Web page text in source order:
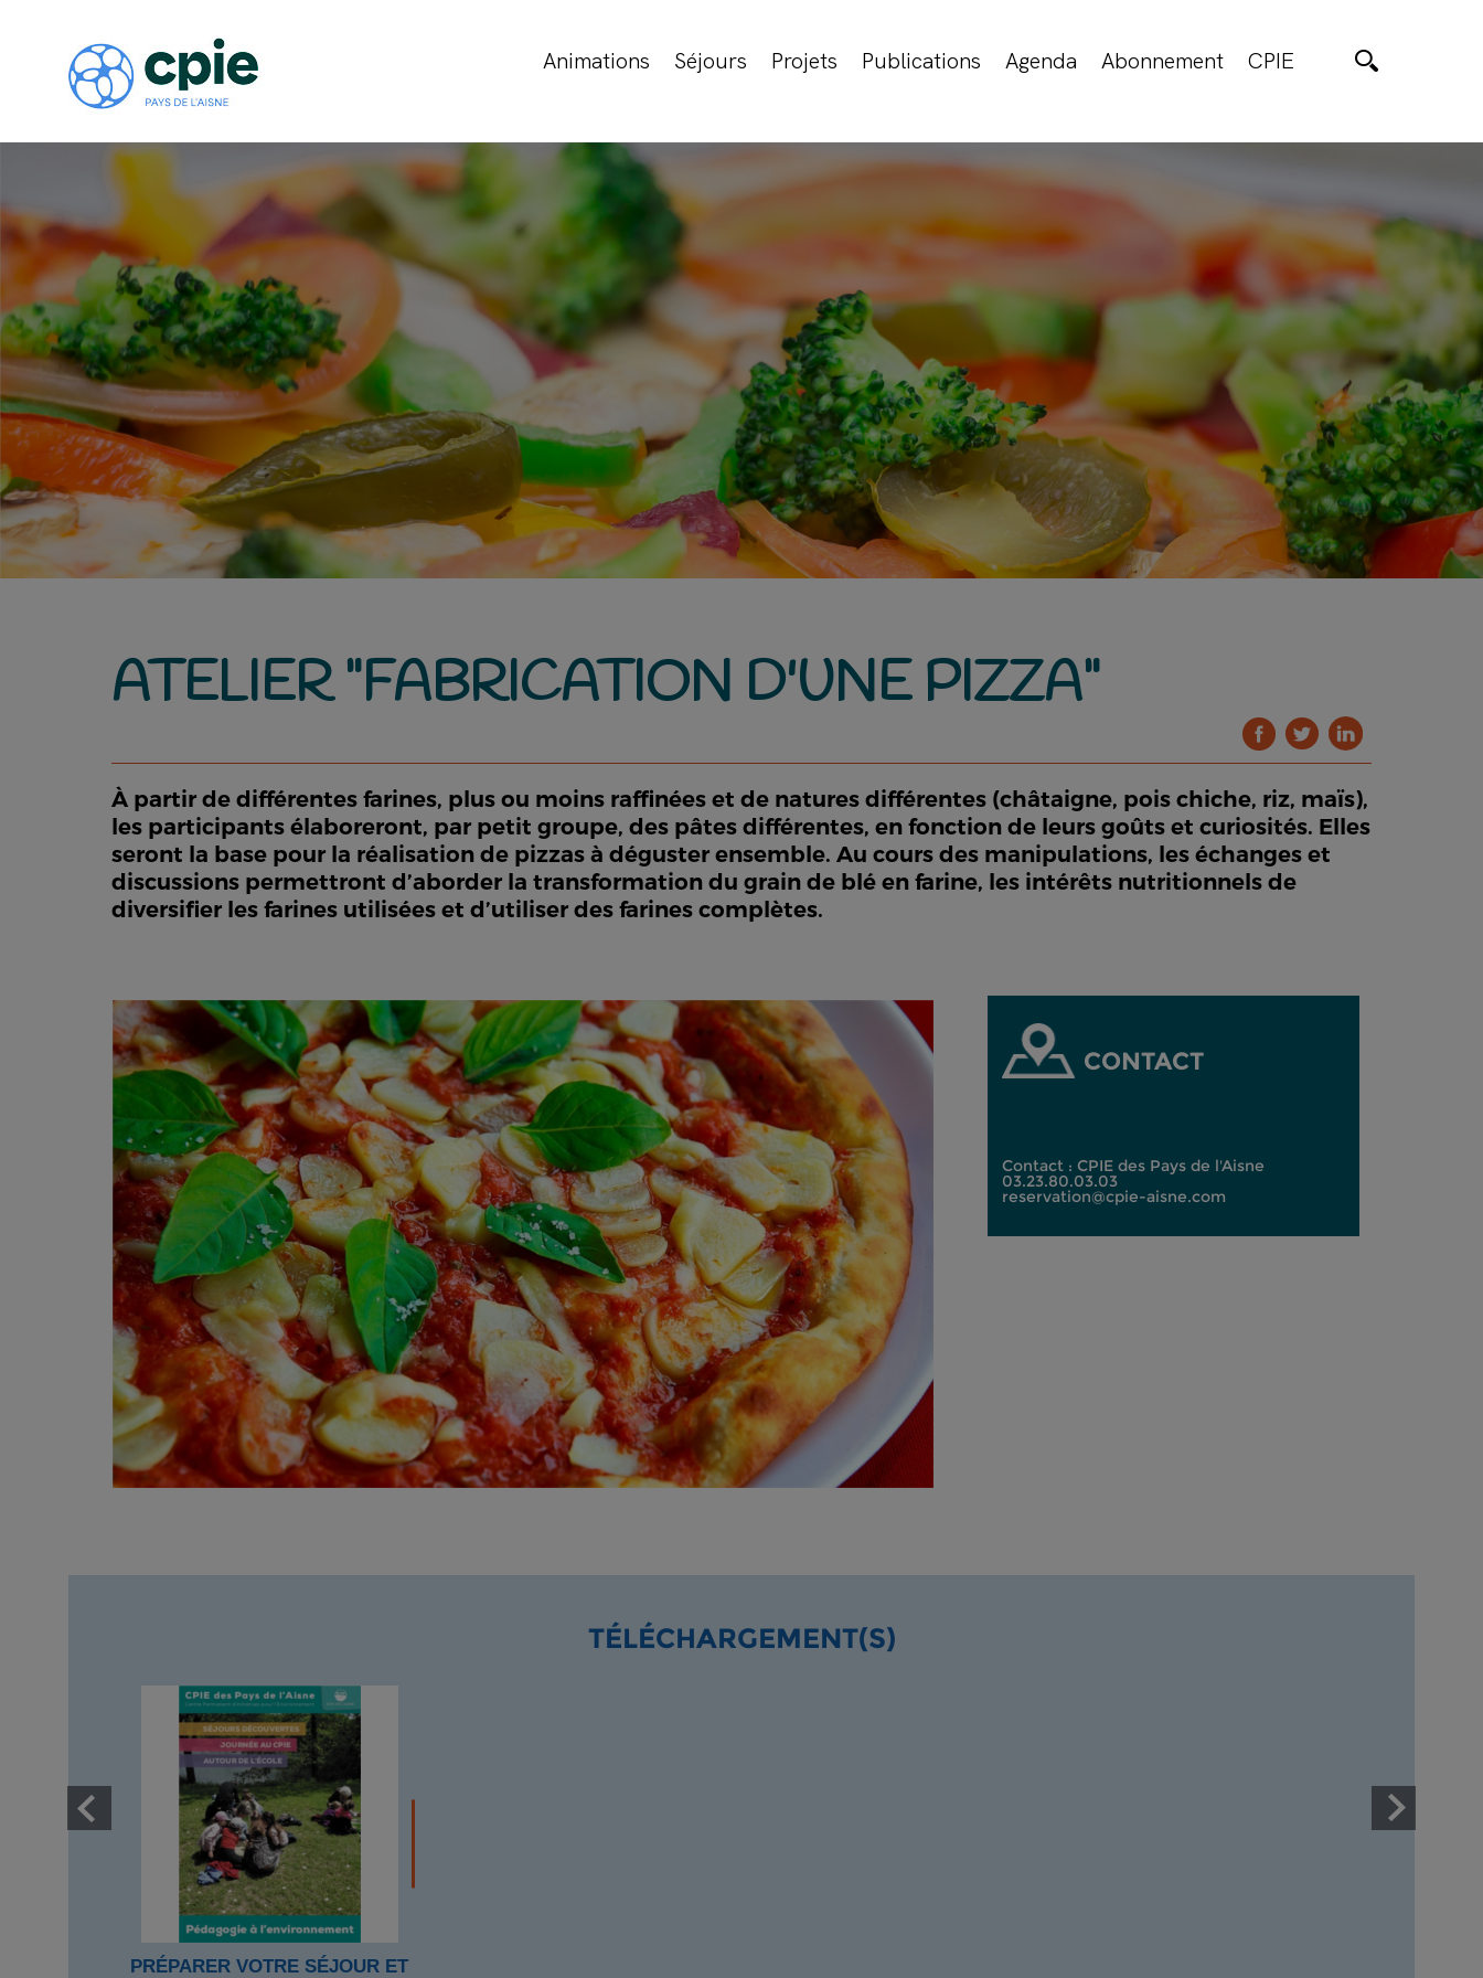
Animations Séjours Projets Publications Agenda Abonnement CPIE
ATELIER "FABRICATION D'UNE PIZZA"
À partir de différentes farines, plus ou moins raffinées et de natures différentes (châtaigne, pois chiche, riz, maïs),
les participants élaboreront, par petit groupe, des pâtes différentes, en fonction de leurs goûts et curiosités. Elles
seront la base pour la réalisation de pizzas à déguster ensemble. Au cours des manipulations, les échanges et
discussions permettront d’aborder la transformation du grain de blé en farine, les intérêts nutritionnels de
diversifier les farines utilisées et d’utiliser des farines complètes.
CONTACT
Contact : CPIE des Pays de l'Aisne
03.23.80.03.03
reservation@cpie-aisne.com
TÉLÉCHARGEMENT(S)
PRÉPARER VOTRE SÉJOUR ET